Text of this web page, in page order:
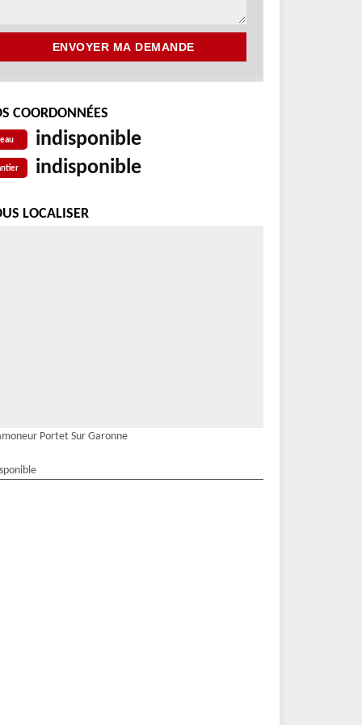
COORDONNÉES
indisponible
indisponible
LOCALISER
Portet Sur Garonne